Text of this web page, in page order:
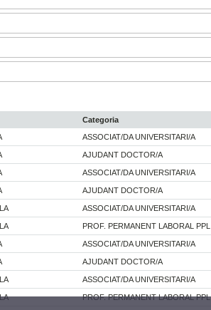
Categoria
ASSOCIAT/DA UNIVERSITARI/A
AJUDANT DOCTOR/A
ASSOCIAT/DA UNIVERSITARI/A
AJUDANT DOCTOR/A
ASSOCIAT/DA UNIVERSITARI/A
PROF. PERMANENT LABORAL PPL
ASSOCIAT/DA UNIVERSITARI/A
AJUDANT DOCTOR/A
ASSOCIAT/DA UNIVERSITARI/A
PROF. PERMANENT LABORAL PPL